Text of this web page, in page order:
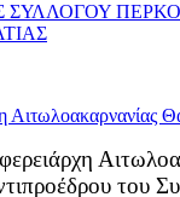
ΣΥΛΛΟΓΟΥ
του